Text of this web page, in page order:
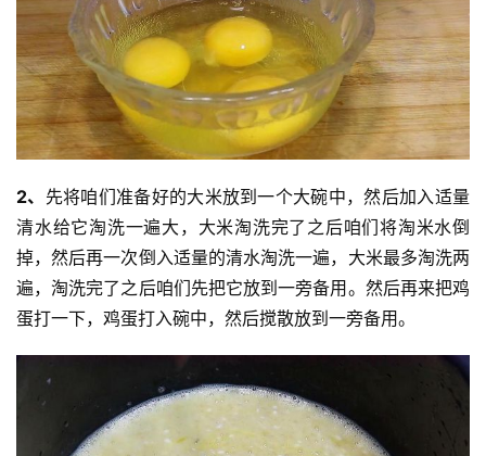
2、 先将咱们准备好的大米放到一个大碗中，然后加入适量
清水给它淘洗一遍大，大米淘洗完了之后咱们将淘米水倒
掉，然后再一次倒入适量的清水淘洗一遍，大米最多淘洗两
遍，淘洗完了之后咱们先把它放到一旁备用。然后再来把鸡
蛋打一下，鸡蛋打入碗中，然后搅散放到一旁备用。